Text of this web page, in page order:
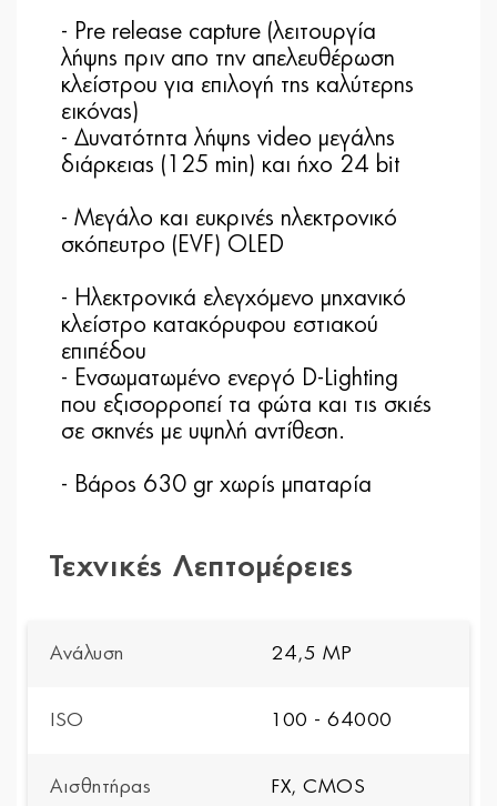
- Pre release capture (λειτουργία
λήψης πριν απο την απελευθέρωση
κλείστρου για επιλογή της καλύτερης
εικόνας)
- Δυνατότητα λήψης video μεγάλης
διάρκειας (125 min) και ήχο 24 bit
- Μεγάλο και ευκρινές ηλεκτρονικό
σκόπευτρο (EVF) OLED
- Ηλεκτρονικά ελεγχόμενο μηχανικό
κλείστρο κατακόρυφου εστιακού
επιπέδου
- Ενσωματωμένο ενεργό D-Lighting
που εξισορροπεί τα φώτα και τις σκιές
σε σκηνές με υψηλή αντίθεση.
- Βάρος 630 gr χωρίς μπαταρία
Τεχνικές Λεπτομέρειες
Ανάλυση 24,5 MP
ISO 100 - 64000
Αισθητήρας FX, CMOS